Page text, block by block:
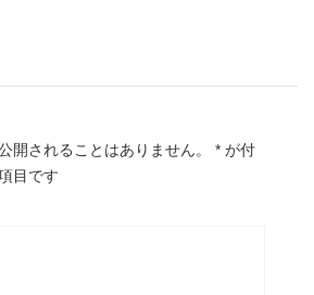
開されることはありません。 * が付
目です